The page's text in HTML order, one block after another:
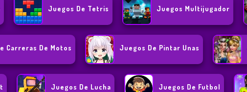
Juegos De Tetris Juegos Multijugador
Carreras De Motos Juegos De Pintar Unas
Juegos De Lucha Juegos De Futbol